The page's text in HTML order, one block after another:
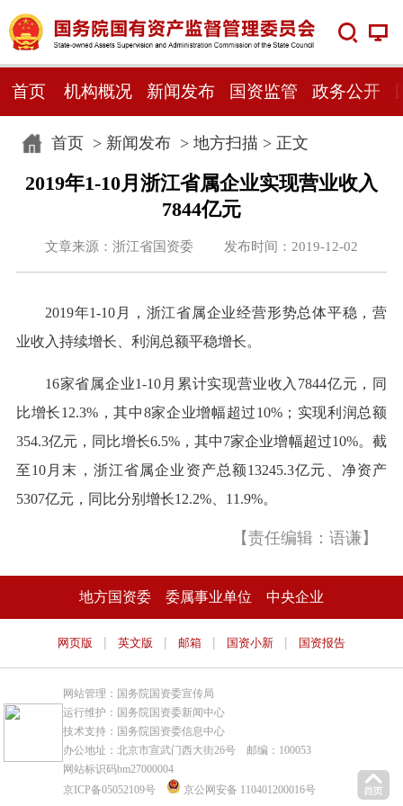
首页 机构概况 新闻发布 国资监管 政务公开
首页> 新闻发布> 地方扫描 > 正文
2019年​1-10月浙江省属企业实现营业收入
7844亿元
文章来源：浙江省国资委 发布时间：2019-12-02
2019年1-10月，浙江省属企业经营形势总体平稳，营
业收入持续增长、利润总额平稳增长。
16家省属企业1-10月累计实现营业收入7844亿元，同
比增长12.3%，其中8家企业增幅超过10%；实现利润总额
354.3亿元，同比增长6.5%，其中7家企业增幅超过10%。截
至10月末，浙江省属企业资产总额13245.3亿元、净资产
5307亿元，同比分别增长12.2%、11.9%。
【责任编辑：语谦】
地方国资委 委属事业单位 中央企业
网页版 | 英文版 | 邮箱 | 国资小新 | 国资报告
网站管理：国务院国资委宣传局
运行维护：国务院国资委新闻中心
技术支持：国务院国资委信息中心
办公地址：北京市宣武门西大街26号 邮编：100053
网站标识码bm27000004
京ICP备05052109号
京公网安备 110401200016号